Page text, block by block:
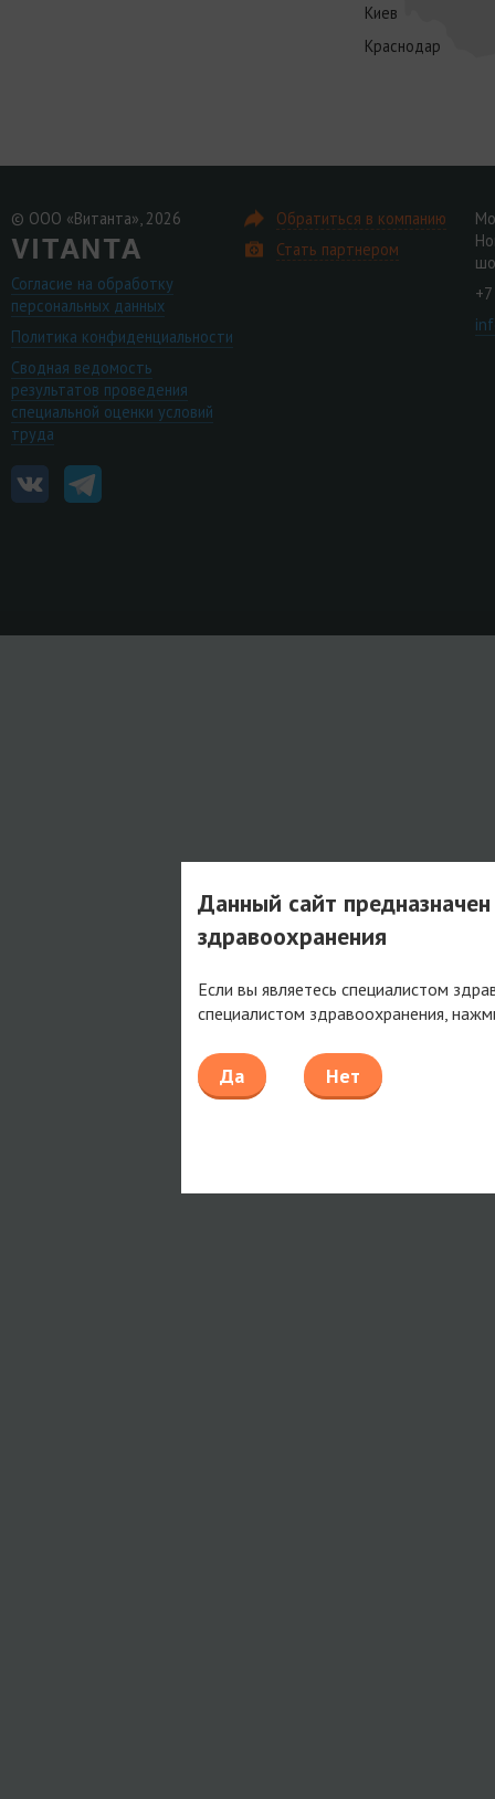
Киев
Краснодар
© ООО «Витанта», 2026
Согласие на обработку
персональных данных
Политика конфиденциальности
Сводная ведомость
результатов проведения
специальной оценки условий
труда
Обратиться в компанию
Стать партнером
Данный сайт
здравоохранения
Если вы являетесь специалистом
специалистом здравоохранения,
Да Нет